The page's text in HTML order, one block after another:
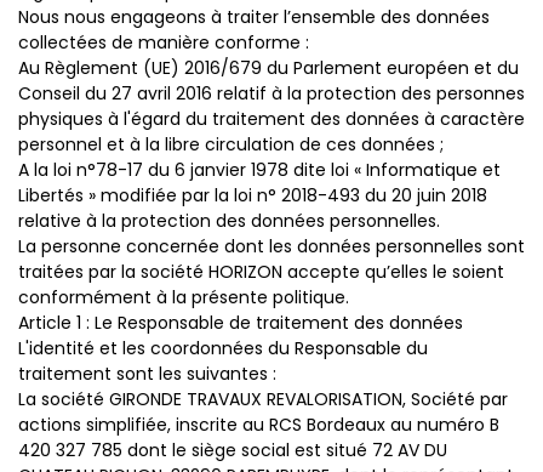
Nous nous engageons à traiter l’ensemble des données
collectées de manière conforme :
Au Règlement (UE) 2016/679 du Parlement européen et du
Conseil du 27 avril 2016 relatif à la protection des personnes
physiques à l'égard du traitement des données à caractère
personnel et à la libre circulation de ces données ;
A la loi n°78-17 du 6 janvier 1978 dite loi « Informatique et
Libertés » modifiée par la loi n° 2018-493 du 20 juin 2018
relative à la protection des données personnelles.
La personne concernée dont les données personnelles sont
traitées par la société HORIZON accepte qu’elles le soient
conformément à la présente politique.
Article 1 : Le Responsable de traitement des données
L'identité et les coordonnées du Responsable du
traitement sont les suivantes :
La société GIRONDE TRAVAUX REVALORISATION, Société par
actions simplifiée, inscrite au RCS Bordeaux au numéro B
420 327 785 dont le siège social est situé 72 AV DU